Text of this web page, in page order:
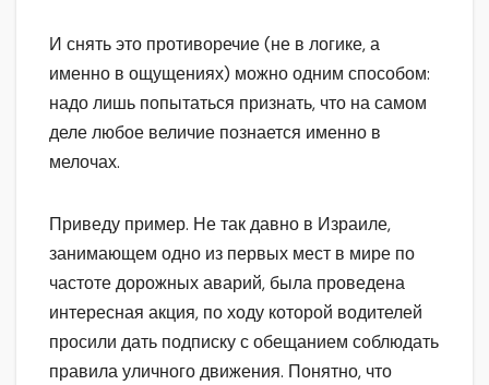
И снять это противоречие (не в логике, а
именно в ощущениях) можно одним способом:
надо лишь попытаться признать, что на самом
деле любое величие познается именно в
мелочах.
Приведу пример. Не так давно в Израиле,
занимающем одно из первых мест в мире по
частоте дорожных аварий, была проведена
интересная акция, по ходу которой водителей
просили дать подписку с обещанием соблюдать
правила уличного движения. Понятно, что